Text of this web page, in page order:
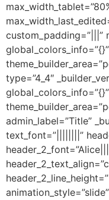
custom_padding=”|||”
global_colors_info=”{}”
type=”4_4″
admin_label=”Title”
text_font=”||||||||”